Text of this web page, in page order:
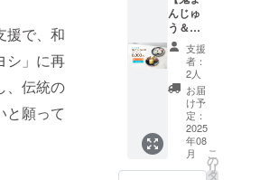
援で、和
シ」に再
、伝統の
と願って
い。」
※冷凍
クール
便にて
お届け
致しま
す。 ※
到着後
は、速
やかに
冷凍庫
材料及
び添加
物等の
食品表
示はお
届け商
品のラ
ベルに
表記さ
れま
す。 商
品開封
合わせ
を選択
して下
さい。
【アレ
ルギー
につい
て】 鬼
まん
じゅう
各種：
小麦 わ
柔らか
大福、
きな
こ・黒
糖（別
添え）
付きの
特製わ
らび餅
です。
３パ
ターン
んじゅ
う＆大
福 10
個ずつ
セット
コー
ス】 <
オカヨ
シ特製>
鬼まん
じゅう
＆大
支援
者：
2人
お届
け予
定：
2025
年08
月
こ
の
リ
タ